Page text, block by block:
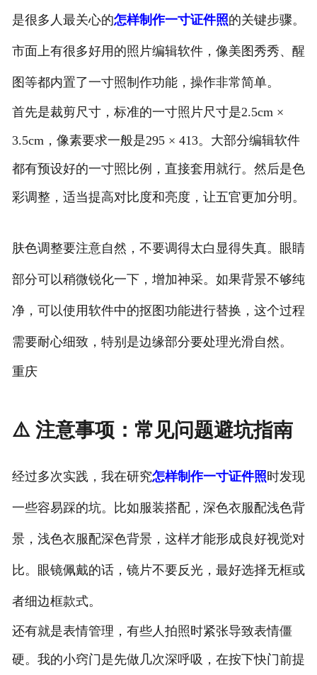
是很多人最关心的怎样制作一寸证件照的关键步骤。
市面上有很多好用的照片编辑软件，像美图秀秀、醒
图等都内置了一寸照制作功能，操作非常简单。
首先是裁剪尺寸，标准的一寸照片尺寸是2.5cm ×
3.5cm，像素要求一般是295 × 413。大部分编辑软件
都有预设好的一寸照比例，直接套用就行。然后是色
彩调整，适当提高对比度和亮度，让五官更加分明。
肤色调整要注意自然，不要调得太白显得失真。眼睛
部分可以稍微锐化一下，增加神采。如果背景不够纯
净，可以使用软件中的抠图功能进行替换，这个过程
需要耐心细致，特别是边缘部分要处理光滑自然。
重庆
⚠️ 注意事项：常见问题避坑指南
经过多次实践，我在研究怎样制作一寸证件照时发现
一些容易踩的坑。比如服装搭配，深色衣服配浅色背
景，浅色衣服配深色背景，这样才能形成良好视觉对
比。眼镜佩戴的话，镜片不要反光，最好选择无框或
者细边框款式。
还有就是表情管理，有些人拍照时紧张导致表情僵
硬。我的小窍门是先做几次深呼吸，在按下快门前提